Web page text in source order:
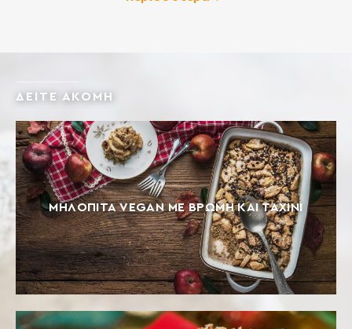
ΔΕΙΤΕ ΑΚΟΜΗ
ΜΗΛΟΠΙΤΑ VEGAN ΜΕ ΒΡΩΜΗ ΚΑΙ ΤΑΧΙΝΙ